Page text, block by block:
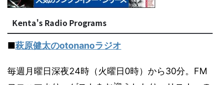
Kenta's Radio Programs
■萩原健太のotonanoラジオ
毎週月曜日深夜24時（火曜日0時）から30分。FM